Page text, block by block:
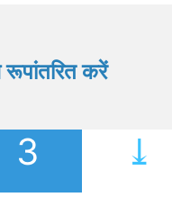
करें
3 ⤓︎